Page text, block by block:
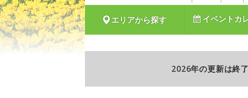
エリアから探す イベントカ
2026年の更新は終